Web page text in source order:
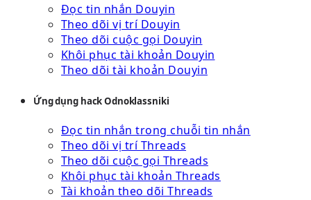
Đọc tin nhắn Douyin
Theo dõi vị trí Douyin
Theo dõi cuộc gọi Douyin
Khôi phục tài khoản Douyin
Theo dõi tài khoản Douyin
Ứng dụng hack Odnoklassniki
Đọc tin nhắn trong chuỗi tin nhắn
Theo dõi vị trí Threads
Theo dõi cuộc gọi Threads
Khôi phục tài khoản Threads
Tài khoản theo dõi Threads